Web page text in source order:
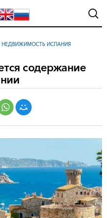
НЕДВИЖИМОСТЬ ИСПАНИЯ
содержание